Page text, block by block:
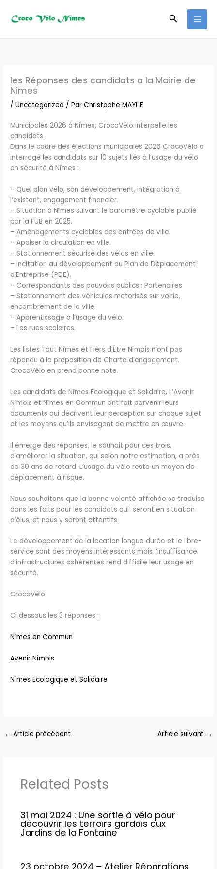
contenu
les Réponses des candidats a la Mairie de
Nimes
/Uncategorized / ParChristophe MAYLIE
Municipales 2026 à Nîmes, CrocoVélo interpelle les
candidats.
Dans le cadre des élections municipales 2026 CrocoVélo a
interrogé les candidats sur 10 sujets liés à l’usage du vélo
en sécurité à Nîmes :
– Quel plan vélo, son développement, intégration à
l’existant, engagement financier.
– Situation à Nîmes suivant le baromètre cyclable publié
par la FUB en 2025.
– Aménagements cyclables des entrées de ville.
– Apaiser la circulation en ville.
– Stationnement sécurisé des vélos en ville.
– Incitation au développement du Plan de Déplacement
d’Entreprise (PDE).
– Correspondants des pouvoirs publics : Partenaires
– Stationnement des véhicules motorisés sur voirie,
encombrement de la ville.
– Apprentissage à l’usage du vélo.
– Les rues scolaires.
Les listes Tout Nîmes et Fiers d’Être Nîmois n’ont pas
répondu à la proposition de Charte d’engagement.
CrocoVélo en prend bonne note.
Les candidats de Nîmes Ecologique et Solidaire, L’Avenir
Nîmois et Nîmes en Commun ont fait parvenir leurs
documents qui décrivent leur perception sur chaque sujet
et les moyens qu’ils envisagent de mettre en œuvre.
Il émerge des réponses, le souhait pour ces trois,
d’améliorer la situation, qui selon notre estimation, a près
de 30 ans de retard. L’usage du vélo reste un moyen de
déplacement à risque.
Nous souhaitons que la bonne volonté affichée se traduise
dans les faits pour les candidats qui seront en situation
d’élus, et nous y seront attentifs.
Le développement de la location longue durée et le libre-
service sont des moyens intéressants mais l’insuffisance
d’infrastructures cohérentes rend difficile leur usage en
sécurité.
CrocoVélo
Ci dessous les 3 réponses :
Nîmes en Commun
Avenir Nîmois
Nîmes Ecologique et Solidaire
← Article précédent Article suivant →
Related Posts
31 mai 2024 : Une sortie à vélo pour
découvrir les terroirs gardois aux
Jardins de la Fontaine
23 octobre 2024 – Atelier Réparations